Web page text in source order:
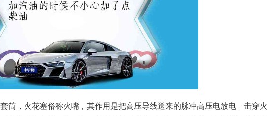
筒，火花塞俗称火嘴，其作用是把高压导线送来的脉冲高压电放电，击穿火